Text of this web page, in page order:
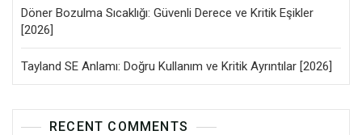
Döner Bozulma Sıcaklığı: Güvenli Derece ve Kritik Eşikler
[2026]
Tayland SE Anlamı: Doğru Kullanım ve Kritik Ayrıntılar [2026]
RECENT COMMENTS